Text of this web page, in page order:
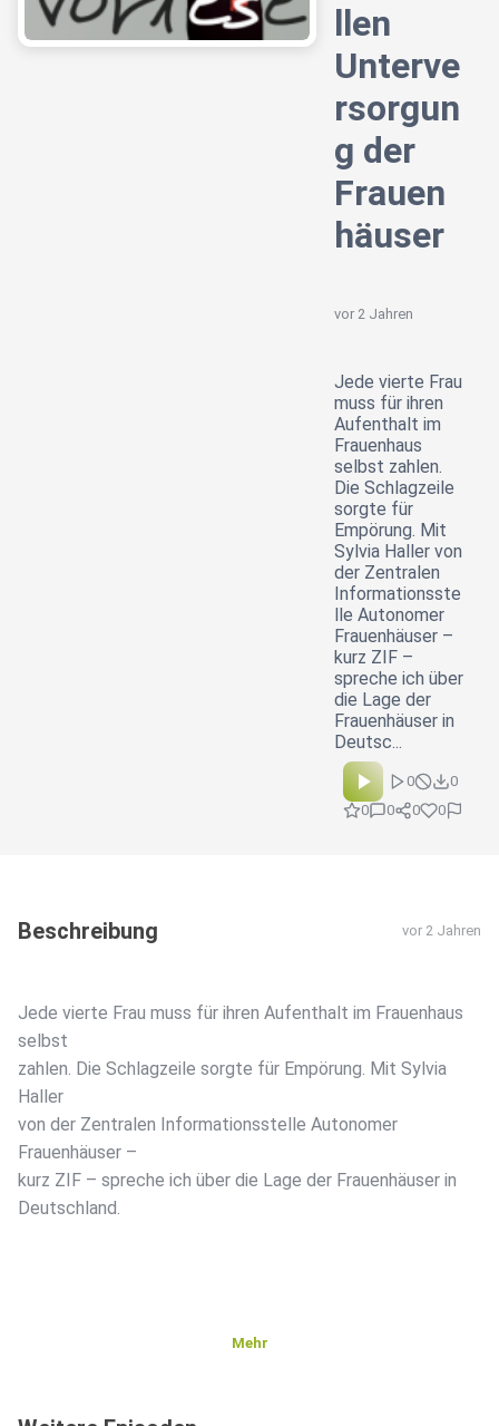
llen
Unterve
rsorgun
g der
Frauen
häuser
vor 2 Jahren
Jede vierte Frau
muss für ihren
Aufenthalt im
Frauenhaus
selbst zahlen.
Die Schlagzeile
sorgte für
Empörung. Mit
Sylvia Haller von
der Zentralen
Informationsste
lle Autonomer
Frauenhäuser –
kurz ZIF –
spreche ich über
die Lage der
Frauenhäuser in
Deutsc...
0
0
0
0 0 0
Beschreibung vor 2 Jahren
Jede vierte Frau muss für ihren Aufenthalt im Frauenhaus
selbst
zahlen. Die Schlagzeile sorgte für Empörung. Mit Sylvia
Haller
von der Zentralen Informationsstelle Autonomer
Frauenhäuser –
kurz ZIF – spreche ich über die Lage der Frauenhäuser in
Deutschland.
Mehr